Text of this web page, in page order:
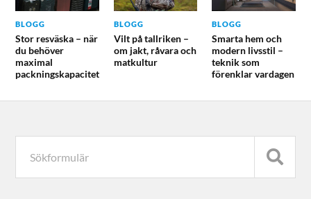
BLOGG
Stor resväska – när
du behöver
maximal
packningskapacitet
BLOGG
Vilt på tallriken –
om jakt, råvara och
matkultur
BLOGG
Smarta hem och
modern livsstil –
teknik som
förenklar vardagen